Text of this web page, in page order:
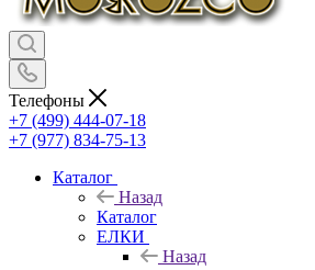
Телефоны
+7 (499) 444-07-18
+7 (977) 834-75-13
Каталог
Назад
Каталог
ЕЛКИ
Назад